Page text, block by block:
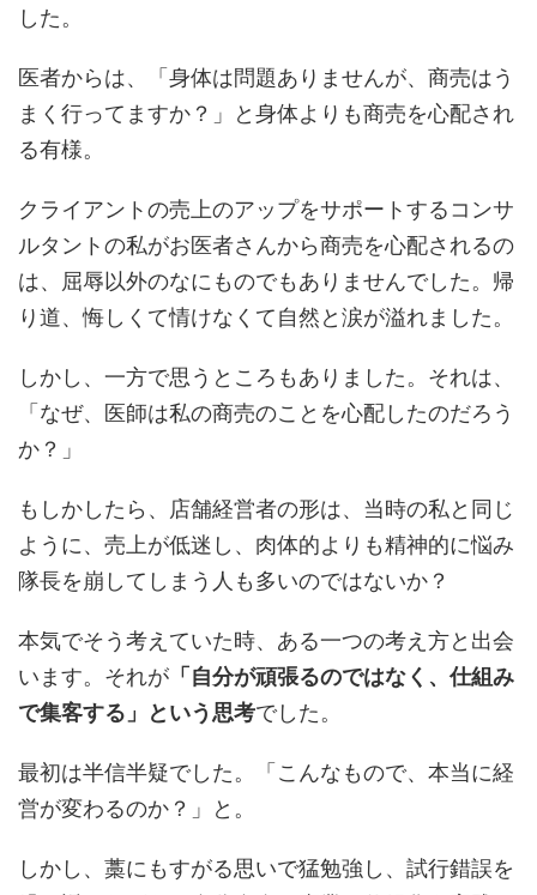
した。
医者からは、「身体は問題ありませんが、商売はう
まく行ってますか？」と身体よりも商売を心配され
る有様。
クライアントの売上のアップをサポートするコンサ
ルタントの私がお医者さんから商売を心配されるの
は、屈辱以外のなにものでもありませんでした。帰
り道、悔しくて情けなくて自然と涙が溢れました。
しかし、一方で思うところもありました。それは、
「なぜ、医師は私の商売のことを心配したのだろう
か？」
もしかしたら、店舗経営者の形は、当時の私と同じ
ように、売上が低迷し、肉体的よりも精神的に悩み
隊長を崩してしまう人も多いのではないか？
本気でそう考えていた時、ある一つの考え方と出会
います。それが 「自分が頑張るのではなく、仕組み
で集客する」という思考でした。
最初は半信半疑でした。「こんなもので、本当に経
営が変わるのか？」と。
しかし、藁にもすがる思いで猛勉強し、試行錯誤を